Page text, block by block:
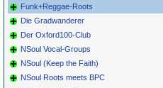
Funk+Reggae-Roots
Die Gradwanderer
Der Oxford100-Club
NSoul Vocal-Groups
NSoul (Keep the Faith)
NSoul Roots meets BPC